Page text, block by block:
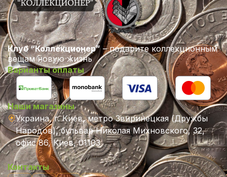
Клуб “Коллекционер” – подарите коллекционным
вещам новую жизнь
Варианты оплаты
Наши магазины
Украина, г. Киев, метро Звиринецкая (Дружбы
Народов), бульвар Николая Михновского, 32,
офис 86, Киев, 01103
Контакты